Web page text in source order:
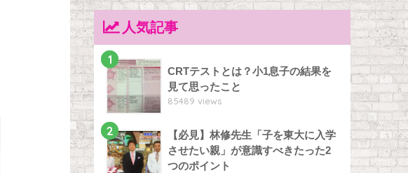
人気記事
1
CRTテストとは？小1息子の結果を
見て思ったこと
85489 views
2
【必見】林修先生「子を東大に入学
させたい親」が意識すべきたった2
つのポイント